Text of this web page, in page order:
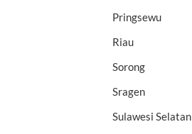
Pringsewu
Riau
Sorong
Sragen
Sulawesi Selatan